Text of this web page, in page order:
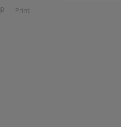
Print